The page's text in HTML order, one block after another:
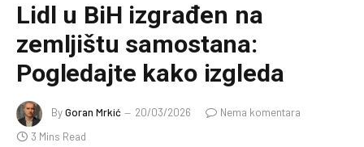
Lidl u BiH izgrađen na
zemljištu samostana:
Pogledajte kako izgleda
ByGoran Mrkić 20/03/2026
Nema komentara
3 Mins Read